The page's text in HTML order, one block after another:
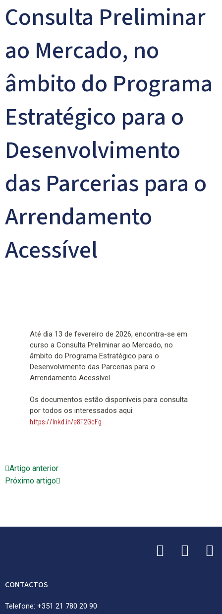
Consulta Preliminar
ao Mercado, no
âmbito do Programa
Estratégico para o
Desenvolvimento
das Parcerias para o
Arrendamento
Acessível
Até dia 13 de fevereiro de 2026, encontra-se em
curso a Consulta Preliminar ao Mercado, no
âmbito do Programa Estratégico para o
Desenvolvimento das Parcerias para o
Arrendamento Acessível.
Os documentos estão disponíveis para consulta
por todos os interessados aqui:
https://lnkd.in/e8T2GcFg
Artigo anterior
Próximo artigo
CONTACTOS
Telefone: +351 21 780 20 90